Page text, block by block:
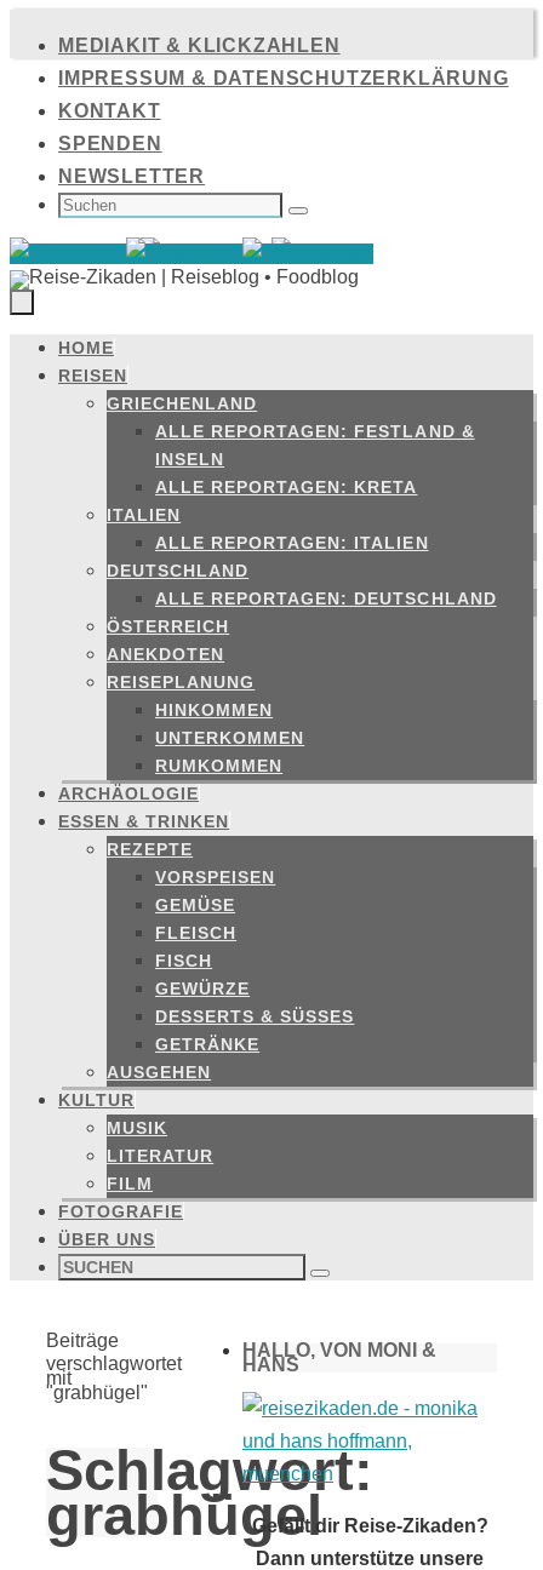
Inhalt
springen
MEDIAKIT & KLICKZAHLEN
IMPRESSUM & DATENSCHUTZERKLÄRUNG
KONTAKT
SPENDEN
NEWSLETTER
SUCHEN
NACH: Suchen
Zum
Inhalt
springen
HOME
REISEN
GRIECHENLAND
ALLE REPORTAGEN: FESTLAND &
INSELN
ALLE REPORTAGEN: KRETA
ITALIEN
ALLE REPORTAGEN: ITALIEN
DEUTSCHLAND
ALLE REPORTAGEN: DEUTSCHLAND
ÖSTERREICH
ANEKDOTEN
REISEPLANUNG
HINKOMMEN
UNTERKOMMEN
RUMKOMMEN
ARCHÄOLOGIE
ESSEN & TRINKEN
REZEPTE
VORSPEISEN
GEMÜSE
FLEISCH
FISCH
GEWÜRZE
DESSERTS & SÜSSES
GETRÄNKE
AUSGEHEN
KULTUR
MUSIK
LITERATUR
FILM
FOTOGRAFIE
ÜBER UNS
Suchen
nach: Suchen
Start
Beiträge
verschlagwortet
mit
"grabhügel"
Schlagwort:
grabhügel
HALLO, VON MONI &
HANS
Gefällt dir Reise-Zikaden?
Dann unterstütze unsere